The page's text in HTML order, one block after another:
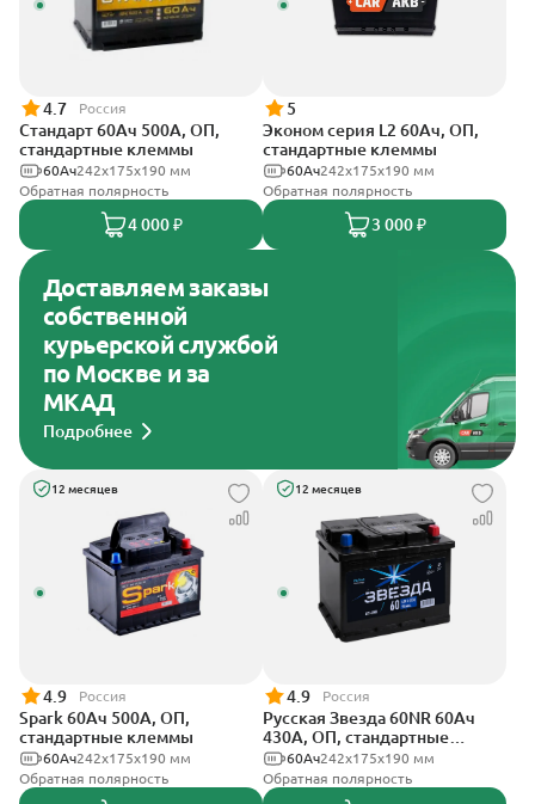
4.7 Россия
Стандарт 60Ач 500А, ОП,
стандартные клеммы
242x175x190 мм
60Ач
Обратная полярность
4 000 ₽
5
Эконом серия L2 60Ач, ОП,
стандартные клеммы
242х175х190 мм
60Ач
Обратная полярность
3 000 ₽
Доставляем заказы
собственной
курьерской службой
по Москве и за
МКАД
Подробнее
12 месяцев
4.9 Россия
Spark 60Ач 500А, ОП,
стандартные клеммы
242х175х190 мм
60Ач
Обратная полярность
12 месяцев
4.9 Россия
Русская Звезда 60NR 60Ач
430А, ОП, стандартные
клеммы242x175x190 мм
60Ач
Обратная полярность